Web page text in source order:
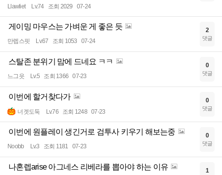
Llawliet Lv.74 조회 2029 07-24
게이밍 마우스는 가벼운 게 좋은 듯
만렙스핏 Lv.67 조회 1053 07-24
2
댓글
스탈존 분위기 맘에 드네요 ㅋㅋ
느그읏 Lv.5 조회 1366 07-23
0
댓글
이번에 할거찾다가
너겟도둑 Lv.76 조회 1248 07-23
0
댓글
이번에 원플레이 생긴거로 검투사 키우기 해보는중
Noobb Lv.3 조회 1181 07-23
0
댓글
나혼렙arise 아그네스 리베라를 뽑아야 하는 이유 1